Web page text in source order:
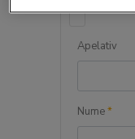
Apelativ
Nume*